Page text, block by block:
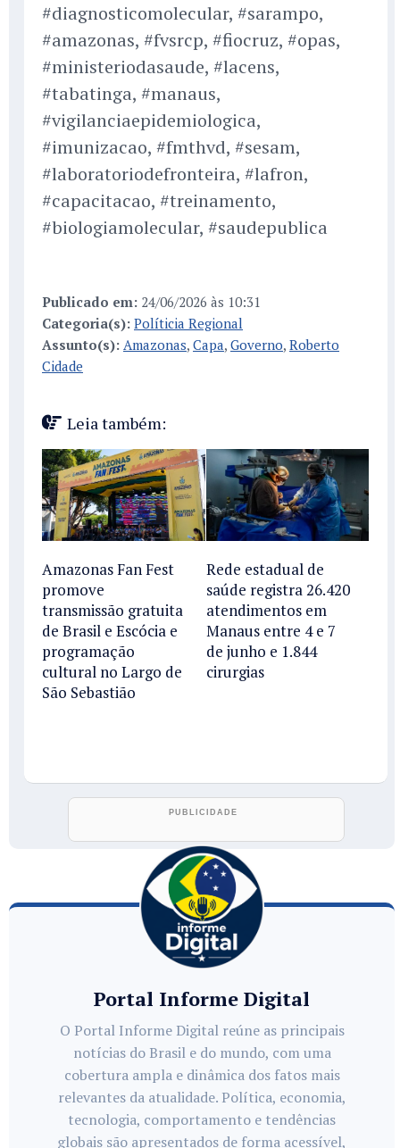
#diagnosticomolecular, #sarampo,
#amazonas, #fvsrcp, #fiocruz, #opas,
#ministeriodasaude, #lacens,
#tabatinga, #manaus,
#vigilanciaepidemiologica,
#imunizacao, #fmthvd, #sesam,
#laboratoriodefronteira, #lafron,
#capacitacao, #treinamento,
#biologiamolecular, #saudepublica
Publicado em: 24/06/2026 às 10:31
Categoria(s): Políticia Regional
Assunto(s): Amazonas, Capa, Governo, Roberto
Cidade
Leia também:
Amazonas Fan Fest
promove
transmissão gratuita
de Brasil e Escócia e
programação
cultural no Largo de
São Sebastião
Rede estadual de
saúde registra 26.420
atendimentos em
Manaus entre 4 e 7
de junho e 1.844
cirurgias
Portal Informe Digital
O Portal Informe Digital reúne as principais
notícias do Brasil e do mundo, com uma
cobertura ampla e dinâmica dos fatos mais
relevantes da atualidade. Política, economia,
tecnologia, comportamento e tendências
globais são apresentados de forma acessível,